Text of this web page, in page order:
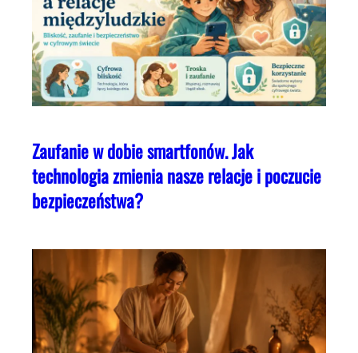
Zaufanie w dobie smartfonów. Jak
technologia zmienia nasze relacje i poczucie
bezpieczeństwa?